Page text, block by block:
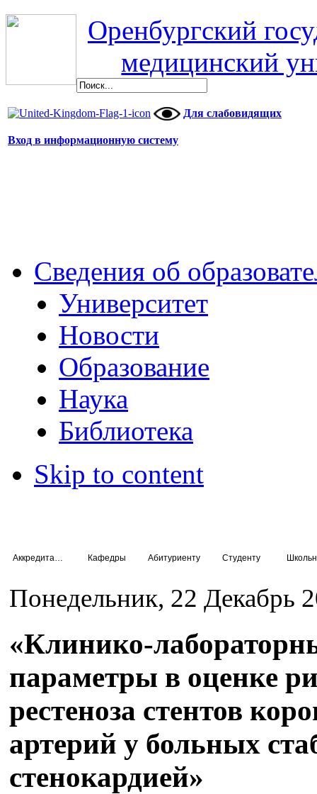
Оренбургский
медицинский
Для слабовидящих
Вход в информационную систему
Сведения об
Университет
Новости
Образование
Наука
Библиотека
Skip to content
Кафедры Абитуриенту Студенту
Понедельник, 22 Декабрь
«Клинико-
параметры в оценке
рестеноза стентов
артерий у больных
стенокардией»